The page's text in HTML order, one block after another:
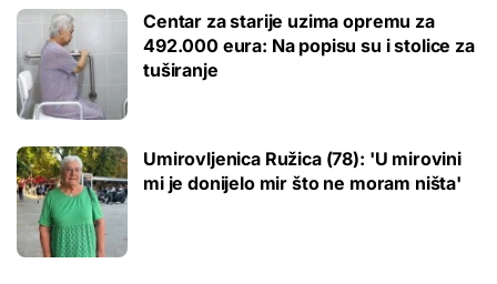
Centar za starije uzima opremu za
492.000 eura: Na popisu su i stolice za
tuširanje
Umirovljenica Ružica (78): 'U mirovini
mi je donijelo mir što ne moram ništa'